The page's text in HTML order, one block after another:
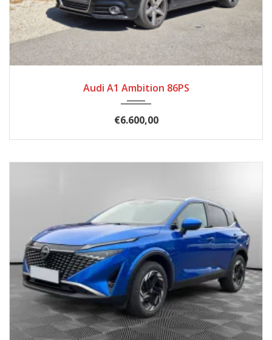
Audi A1 Ambition 86PS
€6.600,00